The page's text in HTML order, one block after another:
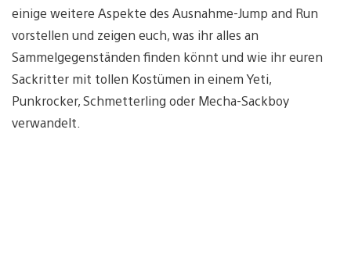
einige weitere Aspekte des Ausnahme-Jump and Run
vorstellen und zeigen euch, was ihr alles an
Sammelgegenständen finden könnt und wie ihr euren
Sackritter mit tollen Kostümen in einem Yeti,
Punkrocker, Schmetterling oder Mecha-Sackboy
verwandelt.